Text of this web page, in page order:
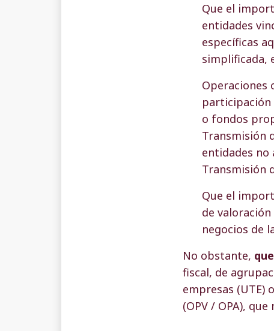
Que el
entidades
específicas
simplificada,
Operaciones
participación
o fondos
Transmisión
entidades no
Transmisión
Que el
de
negocios de
No obstante,
fiscal, de
empresas (UTE)
(OPV / OPA),